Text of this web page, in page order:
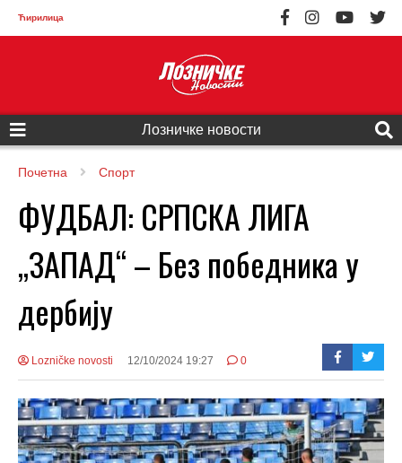
Ћирилица
Лозничке новости
Почетна Спорт
ФУДБАЛ: СРПСКА ЛИГА
„ЗАПАД“ – Без победника у
дербију
Lozničke novosti 12/10/2024 19:27 0